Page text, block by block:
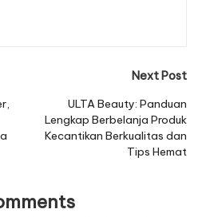
Next Post
ULTA Beauty: Panduan
Lengkap Berbelanja Produk
Kecantikan Berkualitas dan
Tips Hemat